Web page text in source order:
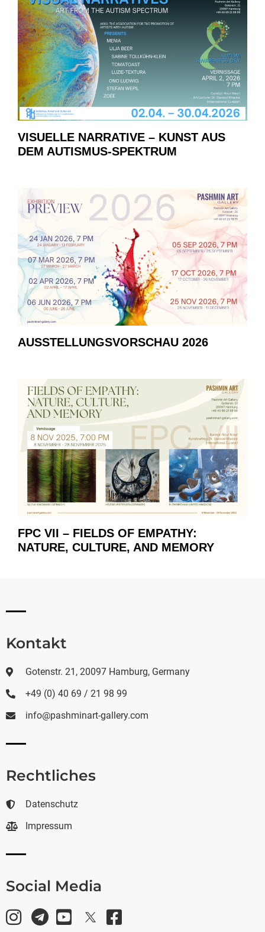
VISUELLE NARRATIVE – KUNST AUS
DEM AUTISMUS-SPEKTRUM
AUSSTELLUNGSVORSCHAU 2026
FPC VII – FIELDS OF EMPATHY:
NATURE, CULTURE, AND MEMORY
Kontakt
Gotenstr. 21, 20097 Hamburg, Germany
+49 (0) 40 69 / 21 98 99
info@pashminart-gallery.com
Rechtliches
Datenschutz
Impressum
Social Media